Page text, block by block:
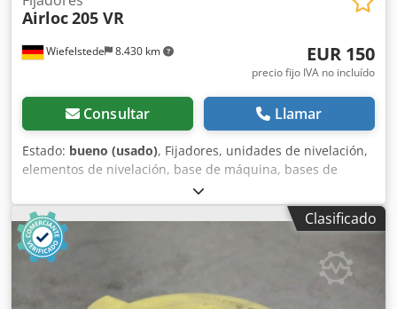
Wiefelstede 8.430 km
Airloc205 VR
EUR 150
precio fijo IVA no incluído
Consultar Llamar
Estado: bueno (usado), Fijadores, unidades de nivelación,
elementos de nivelación, base de máquina, bases de
máquina, zapatas de nivelación, cimentación de máquina,
zapata de nivelación, zapata de cuña, soporte de máquina,
pie de nivelación -Fijadores: para máquinas herramienta e
instalaciones -Altura mínima: 75 mm -Altura máxima: 95
mm -Precio: por unidad -Cantidad: 4 unidades -
Dimensiones: 230/180/A80 mm -Peso: 12,3 kg/unidad
Dedpfx Adjfdd Avoqjkr
Clasificado